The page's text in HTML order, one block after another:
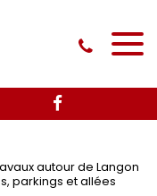
autour de Langon
parkings et allées